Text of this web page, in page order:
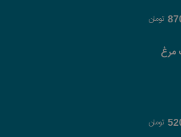
تومان
مرغ
تومان